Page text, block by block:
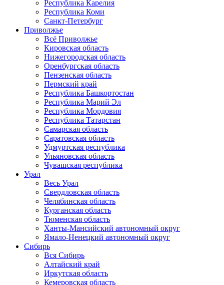
Республика Карелия
Республика Коми
Санкт-Петербург
Приволжье
Всё Приволжье
Кировская область
Нижегородская область
Оренбургская область
Пензенская область
Пермский край
Республика Башкортостан
Республика Марий Эл
Республика Мордовия
Республика Татарстан
Самарская область
Саратовская область
Удмуртская республика
Ульяновская область
Чувашская республика
Урал
Весь Урал
Свердловская область
Челябинская область
Курганская область
Тюменская область
Ханты-Мансийский автономный округ
Ямало-Ненецкий автономный округ
Сибирь
Вся Сибирь
Алтайский край
Иркутская область
Кемеровская область